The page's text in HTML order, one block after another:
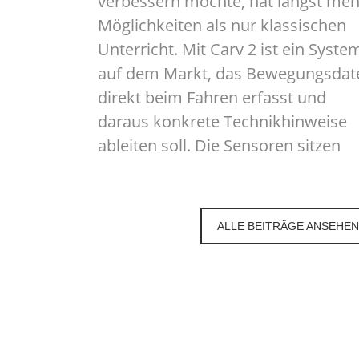
Möglichkeiten als nur klassischen
Unterricht. Mit Carv 2 ist ein
auf dem Markt, das
direkt beim Fahren erfasst und
daraus konkrete Technikhinweise
ableiten soll. Die Sensoren sitzen
ALLE BEITRÄGE ANSEHEN